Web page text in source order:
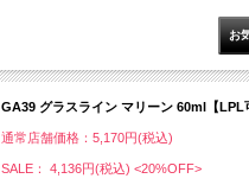
GA39 グラスライン マリーン 60ml【LPL
通常店舗価格：5,170円(税込)
SALE： 4,136円(税込) <20%OFF>